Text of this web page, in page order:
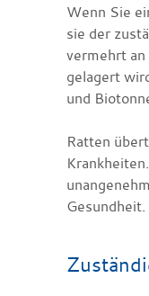
Wenn Sie
sie der
vermehrt
gelagert
und
Ratten
Gesundheit.